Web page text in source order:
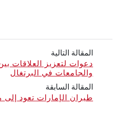
المقالة التالية
دعوات لتعزيز العلاقات
والجامعات في البرتغال
المقالة السابقة
طيران الإمارات تعود إلى